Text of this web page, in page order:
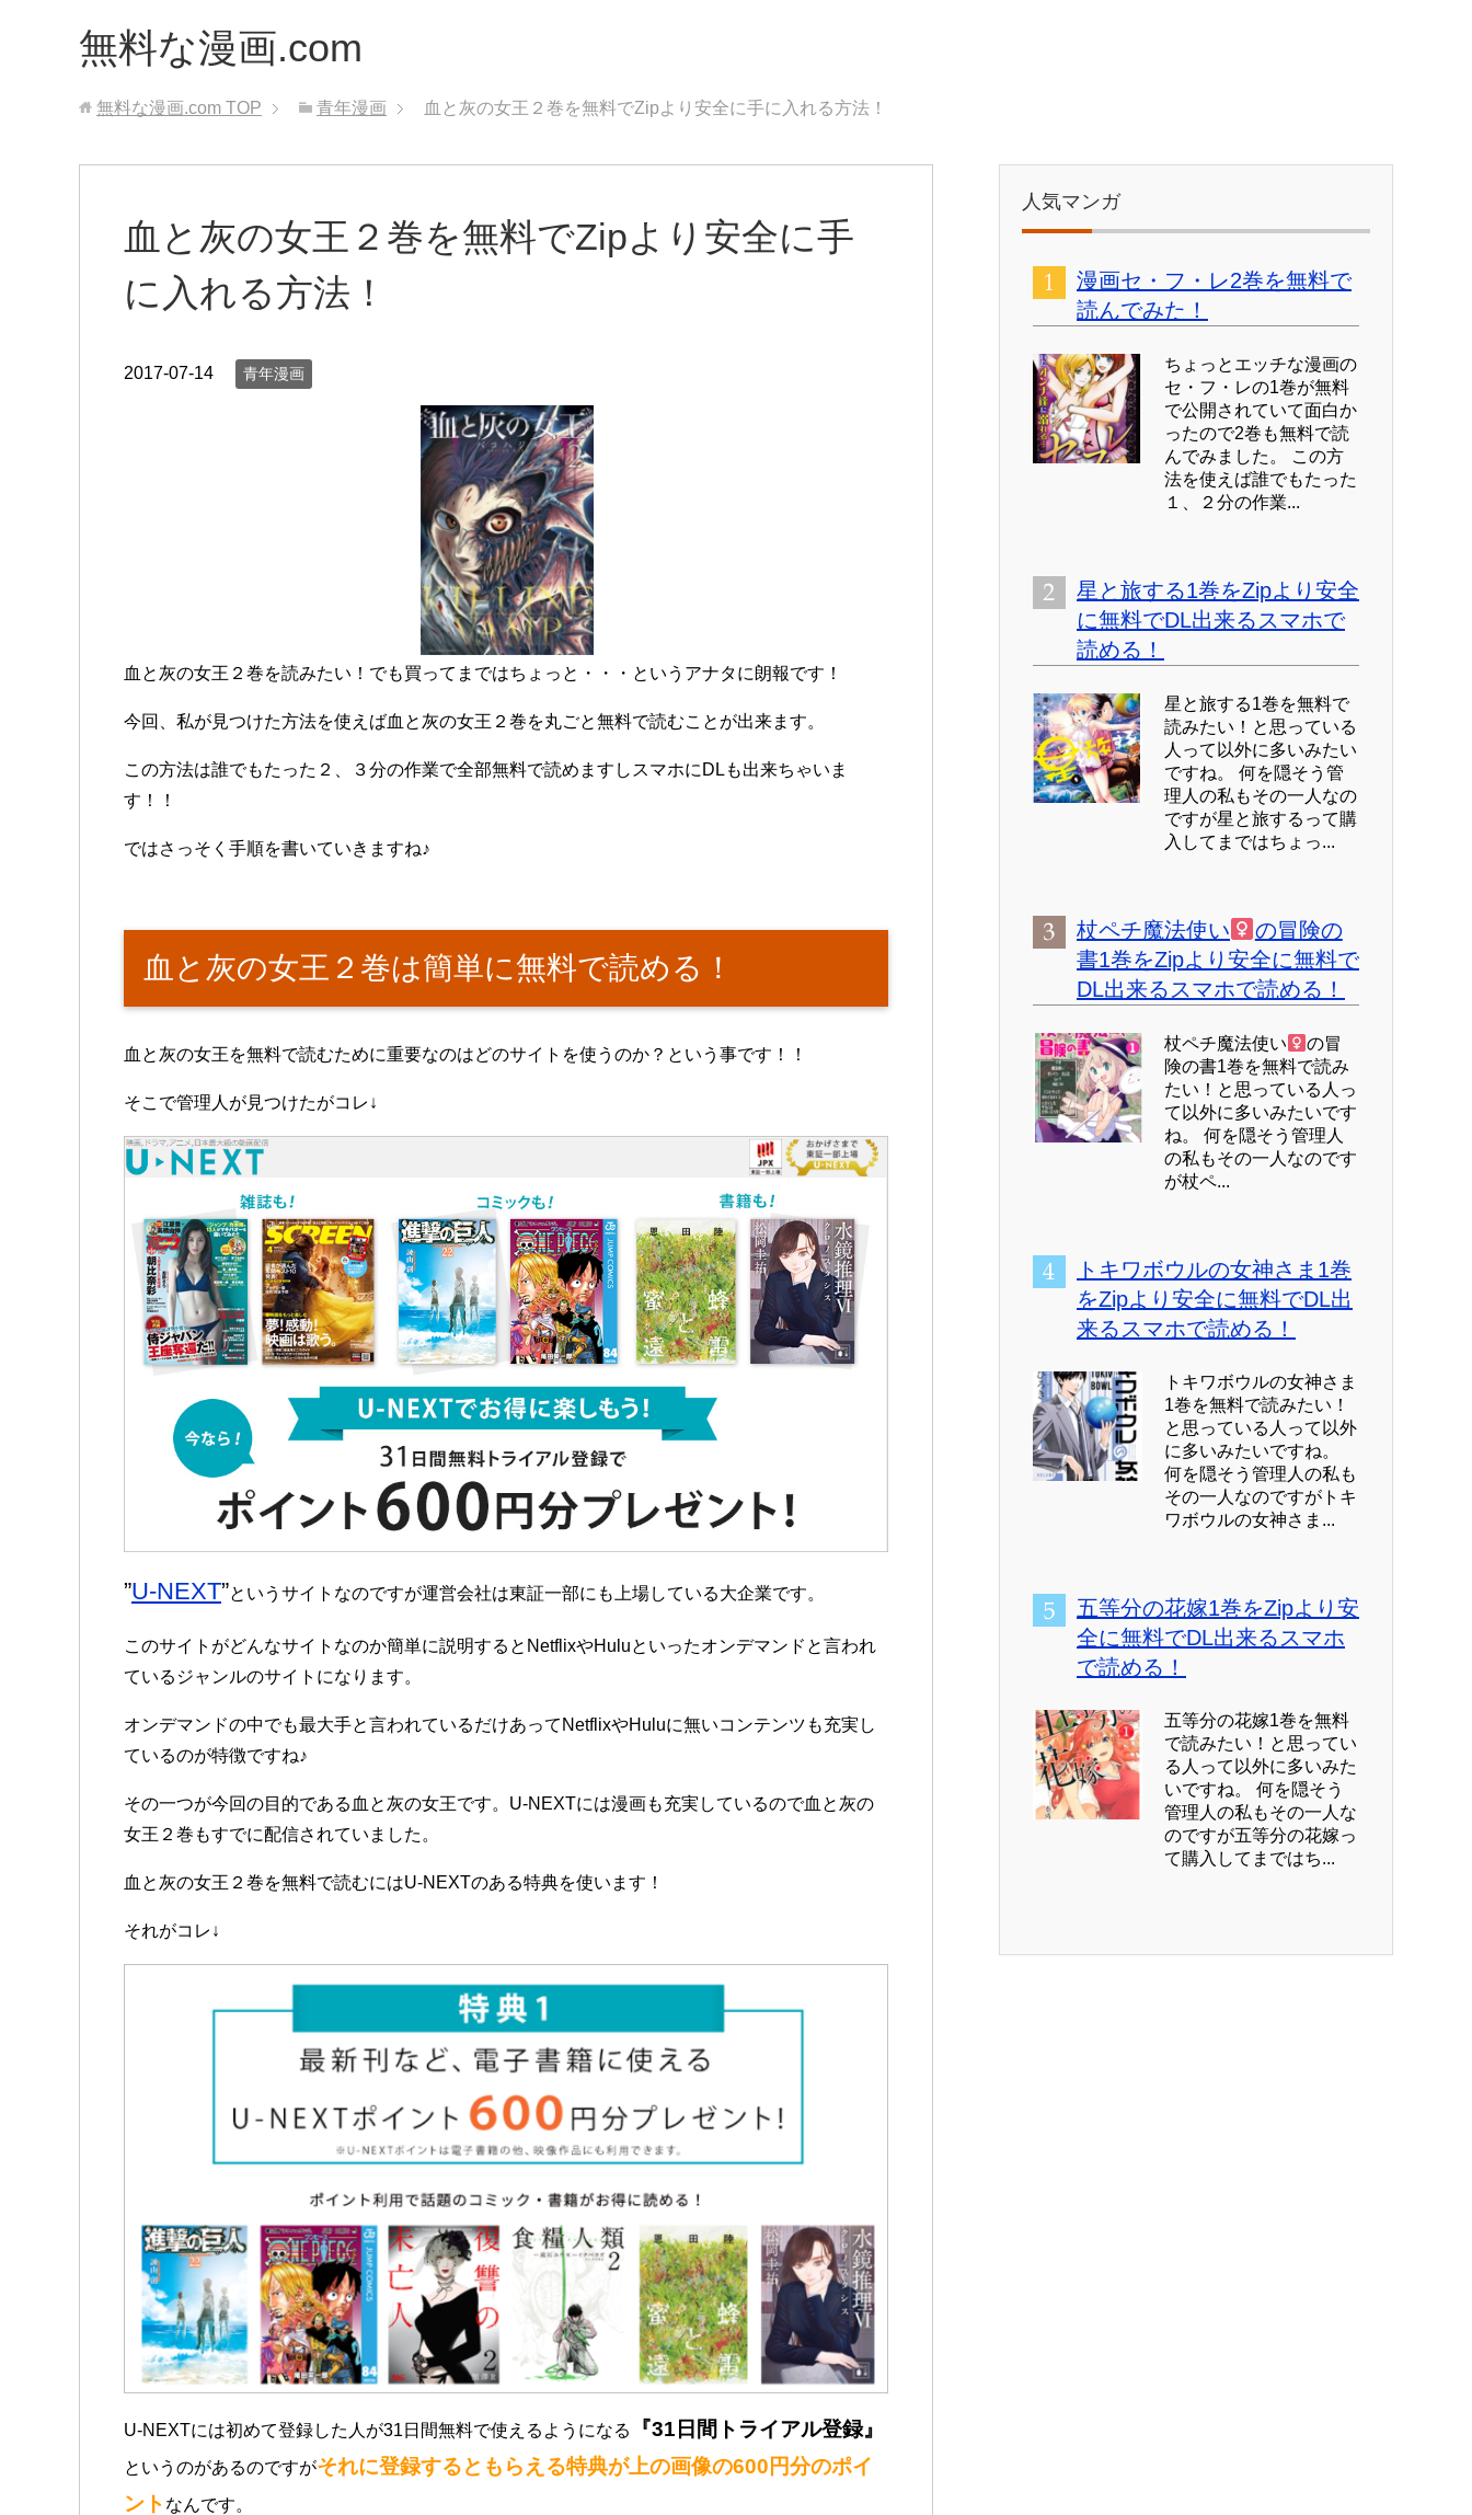
無料な漫画.com
無料な漫画.com TOP 青年漫画 血と灰の女王２巻を無料でZipより安全に手に入れる方法！
血と灰の女王２巻を無料でZipより安全に手
に入れる方法！
2017-07-14 青年漫画
血と灰の女王２巻を読みたい！でも買ってまではちょっと・・・というアナタに朗報です！
今回、私が見つけた方法を使えば血と灰の女王２巻を丸ごと無料で読むことが出来ます。
この方法は誰でもたった２、３分の作業で全部無料で読めますしスマホにDLも出来ちゃいま
す！！
ではさっそく手順を書いていきますね♪
血と灰の女王２巻は簡単に無料で読める！
血と灰の女王を無料で読むために重要なのはどのサイトを使うのか？という事です！！
そこで管理人が見つけたがコレ↓
”U-NEXT”というサイトなのですが運営会社は東証一部にも上場している大企業です。
このサイトがどんなサイトなのか簡単に説明するとNetflixやHuluといったオンデマンドと言われ
ているジャンルのサイトになります。
オンデマンドの中でも最大手と言われているだけあってNetflixやHuluに無いコンテンツも充実し
ているのが特徴ですね♪
その一つが今回の目的である血と灰の女王です。U-NEXTには漫画も充実しているので血と灰の
女王２巻もすでに配信されていました。
血と灰の女王２巻を無料で読むにはU-NEXTのある特典を使います！
それがコレ↓
U-NEXTには初めて登録した人が31日間無料で使えるようになる 『31日間トライアル登録』
というのがあるのですがそれに登録するともらえる特典が上の画像の600円分のポイ
ント なんです。
人気マンガ
漫画セ・フ・レ2巻を無料で
読んでみた！
ちょっとエッチな漫画の
セ・フ・レの1巻が無料
で公開されていて面白か
ったので2巻も無料で読
んでみました。 この方
法を使えば誰でもたった
１、２分の作業...
星と旅する1巻をZipより安全
に無料でDL出来るスマホで
読める！
星と旅する1巻を無料で
読みたい！と思っている
人って以外に多いみたい
ですね。 何を隠そう管
理人の私もその一人なの
ですが星と旅するって購
入してまではちょっ...
杖ペチ魔法使い
の冒険の
書1巻をZipより安全に無料で
DL出来るスマホで読める！
杖ペチ魔法使い
の冒
険の書1巻を無料で読み
たい！と思っている人っ
て以外に多いみたいです
ね。 何を隠そう管理人
の私もその一人なのです
が杖ペ...
トキワボウルの女神さま1巻
をZipより安全に無料でDL出
来るスマホで読める！
トキワボウルの女神さま
1巻を無料で読みたい！
と思っている人って以外
に多いみたいですね。
何を隠そう管理人の私も
その一人なのですがトキ
ワボウルの女神さま...
五等分の花嫁1巻をZipより安
全に無料でDL出来るスマホ
で読める！
五等分の花嫁1巻を無料
で読みたい！と思ってい
る人って以外に多いみた
いですね。 何を隠そう
管理人の私もその一人な
のですが五等分の花嫁っ
て購入してまではち...